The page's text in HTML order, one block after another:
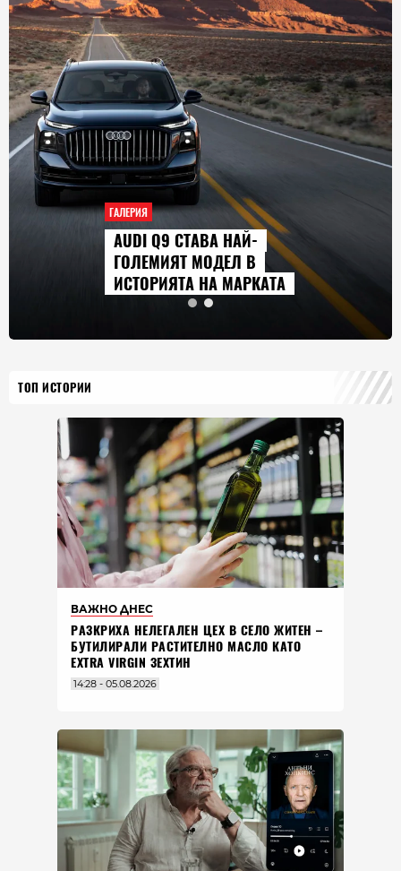
ГАЛЕРИЯ
AUDI Q9 СТАВА НАЙ-
ГОЛЕМИЯТ МОДЕЛ В
ИСТОРИЯТА НА МАРКАТА
ТОП ИСТОРИИ
ВАЖНО ДНЕС
РАЗКРИХА НЕЛЕГАЛЕН ЦЕХ В СЕЛО ЖИТЕН –
БУТИЛИРАЛИ РАСТИТЕЛНО МАСЛО КАТО
EXTRA VIRGIN ЗЕХТИН
14:28 - 05.08.2026